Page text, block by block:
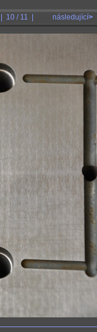
| 10 / 11 | následující>